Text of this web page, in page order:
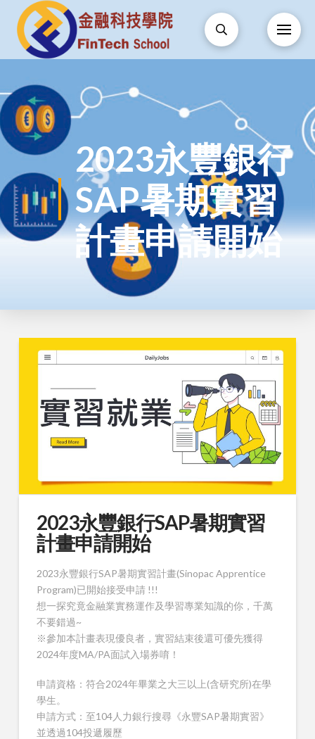
2023永豐銀行
SAP暑期實習
計畫申請開始
2023永豐銀行SAP暑期實習
計畫申請開始
2023永豐銀行SAP暑期實習計畫(Sinopac Apprentice
Program)已開始接受申請 !!!
想一探究竟金融業實務運作及學習專業知識的你，千萬
不要錯過~
※參加本計畫表現優良者，實習結束後還可優先獲得
2024年度MA/PA面試入場券唷！
申請資格：符合2024年畢業之大三以上(含研究所)在學
學生。
申請方式：至104人力銀行搜尋《永豐SAP暑期實習》
並透過104投遞履歷